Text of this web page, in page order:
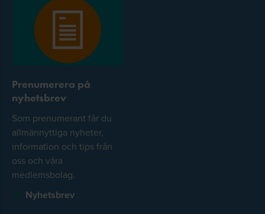
Prenumerera på
nyhetsbrev
Som prenumerant får du
allmännyttiga nyheter,
information och tips från
oss och våra
medlemsbolag.
Nyhetsbrev